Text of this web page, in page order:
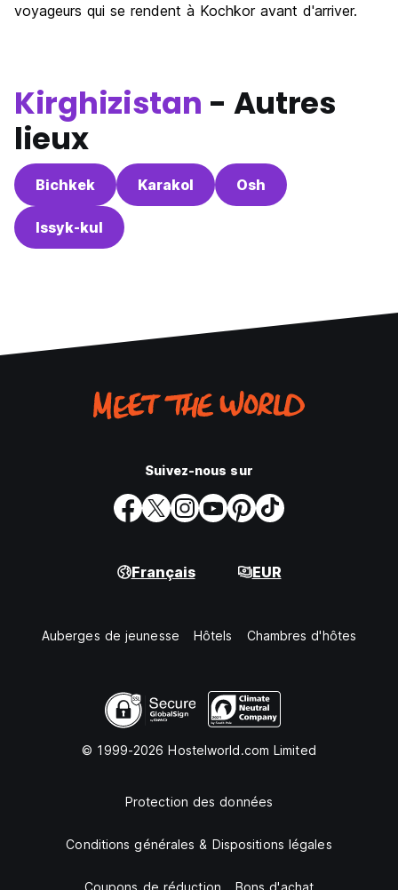
voyageurs qui se rendent à Kochkor avant d'arriver.
Kirghizistan - Autres
lieux
Bichkek Karakol Osh
Issyk-kul
Suivez-nous sur
Français EUR
Auberges de jeunesse Hôtels Chambres d'hôtes
© 1999-2026 Hostelworld.com Limited
Protection des données
Conditions générales & Dispositions légales
Coupons de réduction Bons d'achat